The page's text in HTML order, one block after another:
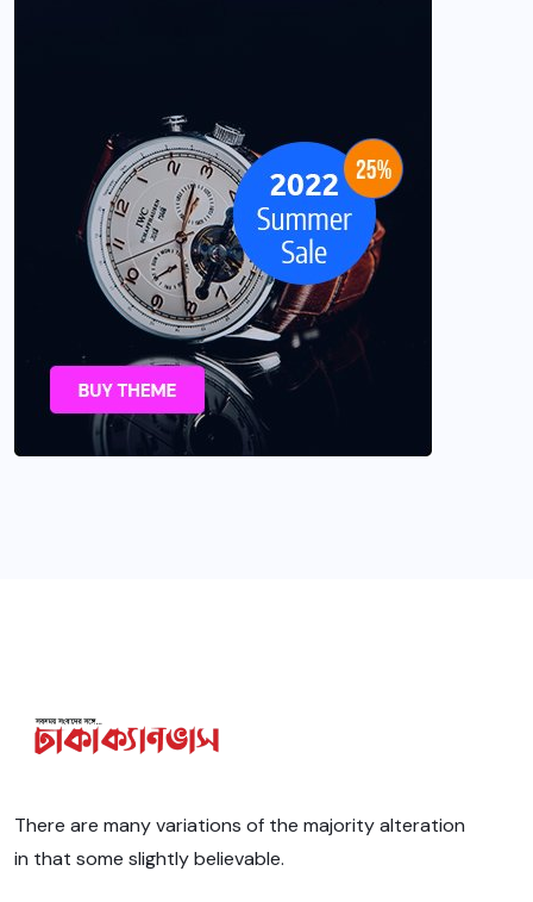
There are many variations of the majority alteration
in that some slightly believable.